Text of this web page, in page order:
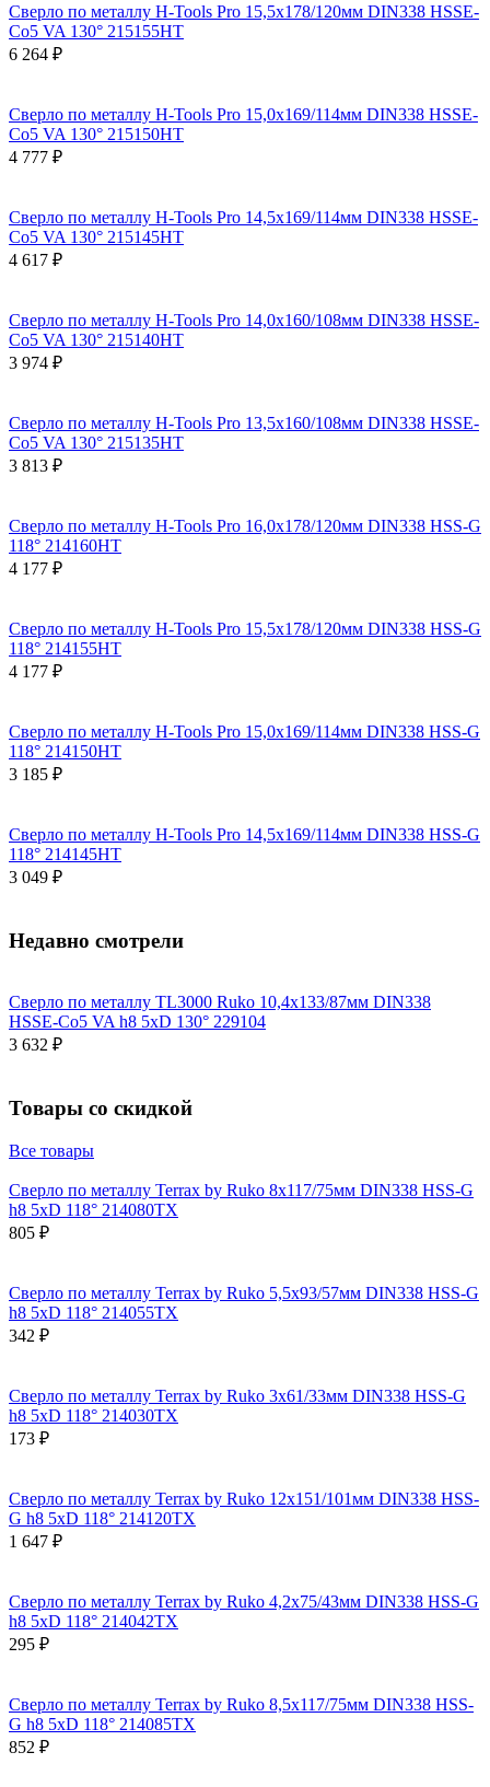
Сверло по металлу H-Tools Pro 15,5x178/120мм DIN338 HSSE-
Co5 VA 130° 215155HT
6 264 ₽
Сверло по металлу H-Tools Pro 15,0x169/114мм DIN338 HSSE-
Co5 VA 130° 215150HT
4 777 ₽
Сверло по металлу H-Tools Pro 14,5x169/114мм DIN338 HSSE-
Co5 VA 130° 215145HT
4 617 ₽
Сверло по металлу H-Tools Pro 14,0x160/108мм DIN338 HSSE-
Co5 VA 130° 215140HT
3 974 ₽
Сверло по металлу H-Tools Pro 13,5x160/108мм DIN338 HSSE-
Co5 VA 130° 215135HT
3 813 ₽
Сверло по металлу H-Tools Pro 16,0x178/120мм DIN338 HSS-G
118° 214160HT
4 177 ₽
Сверло по металлу H-Tools Pro 15,5x178/120мм DIN338 HSS-G
118° 214155HT
4 177 ₽
Сверло по металлу H-Tools Pro 15,0x169/114мм DIN338 HSS-G
118° 214150HT
3 185 ₽
Сверло по металлу H-Tools Pro 14,5x169/114мм DIN338 HSS-G
118° 214145HT
3 049 ₽
Недавно смотрели
Сверло по металлу TL3000 Ruko 10,4x133/87мм DIN338
HSSE-Co5 VA h8 5xD 130° 229104
3 632 ₽
Товары со скидкой
Все товары
Сверло по металлу Terrax by Ruko 8x117/75мм DIN338 HSS-G
h8 5xD 118° 214080TX
805 ₽
Сверло по металлу Terrax by Ruko 5,5x93/57мм DIN338 HSS-G
h8 5xD 118° 214055TX
342 ₽
Сверло по металлу Terrax by Ruko 3x61/33мм DIN338 HSS-G
h8 5xD 118° 214030TX
173 ₽
Сверло по металлу Terrax by Ruko 12x151/101мм DIN338 HSS-
G h8 5xD 118° 214120TX
1 647 ₽
Сверло по металлу Terrax by Ruko 4,2x75/43мм DIN338 HSS-G
h8 5xD 118° 214042TX
295 ₽
Сверло по металлу Terrax by Ruko 8,5x117/75мм DIN338 HSS-
G h8 5xD 118° 214085TX
852 ₽